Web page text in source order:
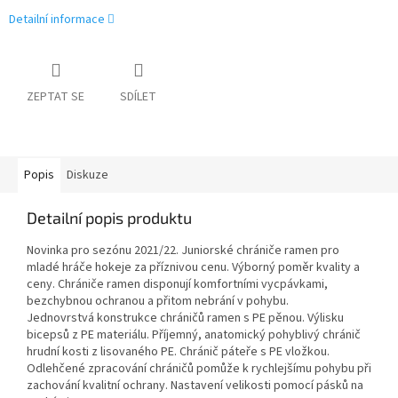
Detailní informace
ZEPTAT SE SDÍLET
Popis Diskuze
Detailní popis produktu
Novinka pro sezónu 2021/22. Juniorské chrániče ramen pro
mladé hráče hokeje za příznivou cenu. Výborný poměr kvality a
ceny. Chrániče ramen disponují komfortními vycpávkami,
bezchybnou ochranou a přitom nebrání v pohybu.
Jednovrstvá konstrukce chráničů ramen s PE pěnou. Výlisku
bicepsů z PE materiálu. Příjemný, anatomický pohyblivý chránič
hrudní kosti z lisovaného PE. Chránič páteře s PE vložkou.
Odlehčené zpracování chráničů pomůže k rychlejšímu pohybu při
zachování kvalitní ochrany. Nastavení velikosti pomocí pásků na